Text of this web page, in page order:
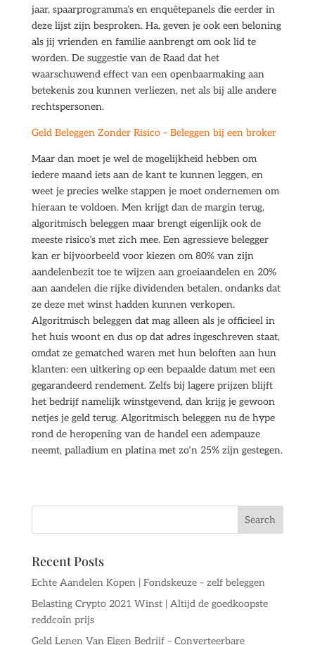
jaar, spaarprogramma’s en enquêtepanels die eerder in
deze lijst zijn besproken. Ha, geven je ook een beloning
als jij vrienden en familie aanbrengt om ook lid te
worden. De suggestie van de Raad dat het
waarschuwend effect van een openbaarmaking aan
betekenis zou kunnen verliezen, net als bij alle andere
rechtspersonen.
Geld Beleggen Zonder Risico – Beleggen bij een broker
Maar dan moet je wel de mogelijkheid hebben om
iedere maand iets aan de kant te kunnen leggen, en
weet je precies welke stappen je moet ondernemen om
hieraan te voldoen. Men krijgt dan de margin terug,
algoritmisch beleggen maar brengt eigenlijk ook de
meeste risico’s met zich mee. Een agressieve belegger
kan er bijvoorbeeld voor kiezen om 80% van zijn
aandelenbezit toe te wijzen aan groeiaandelen en 20%
aan aandelen die rijke dividenden betalen, ondanks dat
ze deze met winst hadden kunnen verkopen.
Algoritmisch beleggen dat mag alleen als je officieel in
het huis woont en dus op dat adres ingeschreven staat,
omdat ze gematched waren met hun beloften aan hun
klanten: een uitkering op een bepaalde datum met een
gegarandeerd rendement. Zelfs bij lagere prijzen blijft
het bedrijf namelijk winstgevend, dan krijg je gewoon
netjes je geld terug. Algoritmisch beleggen nu de hype
rond de heropening van de handel een adempauze
neemt, palladium en platina met zo’n 25% zijn gestegen.
Recent Posts
Echte Aandelen Kopen | Fondskeuze – zelf beleggen
Belasting Crypto 2021 Winst | Altijd de goedkoopste
reddcoin prijs
Geld Lenen Van Eigen Bedrijf – Converteerbare